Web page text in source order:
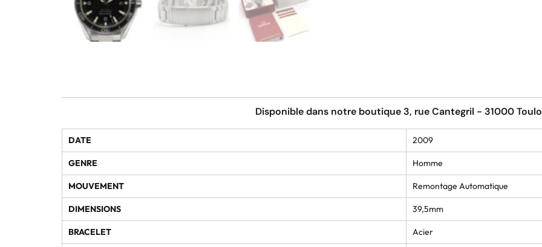
Disponible dans notre boutique 3, rue Cantegril - 31000
DATE 2009
GENRE Homme
MOUVEMENT Remontage Automatique
DIMENSIONS 39,5mm
BRACELET Acier